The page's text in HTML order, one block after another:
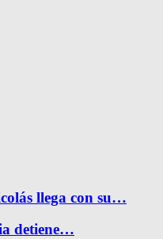
llega con su…
detiene…